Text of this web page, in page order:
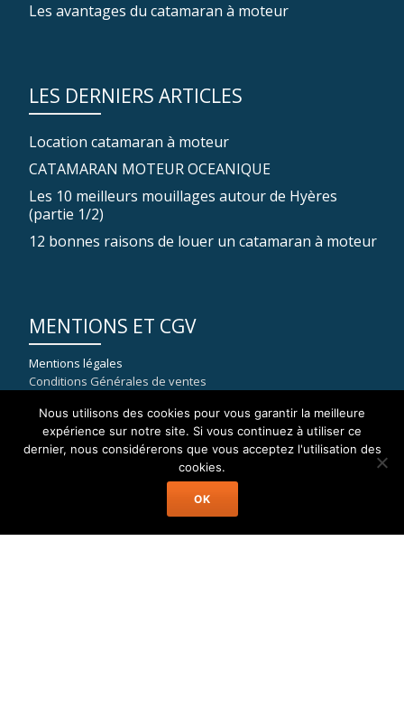
Les avantages du catamaran à moteur
LES DERNIERS ARTICLES
Location catamaran à moteur
CATAMARAN MOTEUR OCEANIQUE
Les 10 meilleurs mouillages autour de Hyères
(partie 1/2)
12 bonnes raisons de louer un catamaran à moteur
MENTIONS ET CGV
Mentions légales
Conditions Générales de ventes
83400 HYERES
Nous utilisons des cookies pour vous garantir la meilleure
expérience sur notre site. Si vous continuez à utiliser ce
dernier, nous considérerons que vous acceptez l'utilisation des
cookies.
OK